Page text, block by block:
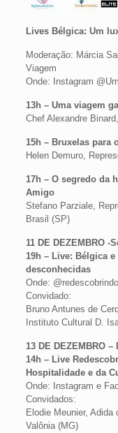
Lives Bélgica: Um
Moderação: Márcia
Viagem
Onde: Instagram
13h – Uma viagem
Chef Alexandre
15h – Bruxelas para
Helen Demuro,
17h – O segredo da
Amigo
Stefano Parziale,
Brasil (SP)
11 DE DEZEMBRO -
19h – Live: Bélgica
desconhecidas
Onde:
Convidado:
Bruno Antunes de
Instituto Cultural D.
13 DE DEZEMBRO –
14h – Live
Hospitalidade e da
Onde: Instagram e
Convidados:
Elodie Meunier,
Valônia (MG)